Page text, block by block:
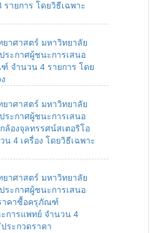
ายการ โดยวิธีเฉพาะ
าศาสตร์ มหาวิทยาลัย
ประกาศผู้ชนะการเสนอ
จำนวน 4 รายการ โดย
าศาสตร์ มหาวิทยาลัย
ประกาศผู้ชนะการเสนอ
ล้องจุลทรรศน์สเตอริโอ
4 เครื่อง โดยวิธีเฉพาะ
าศาสตร์ มหาวิทยาลัย
ประกาศผู้ชนะการเสนอ
าคาซื้อครุภัณฑ์
การแพทย์ จำนวน 4
ระกวดราคา